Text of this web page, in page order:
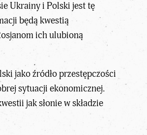
Ukrainy i Polski jest tę
będą kwestią
ich ulubioną
jako źródło przestępczości
sytuacji ekonomicznej.
jak słonie w składzie